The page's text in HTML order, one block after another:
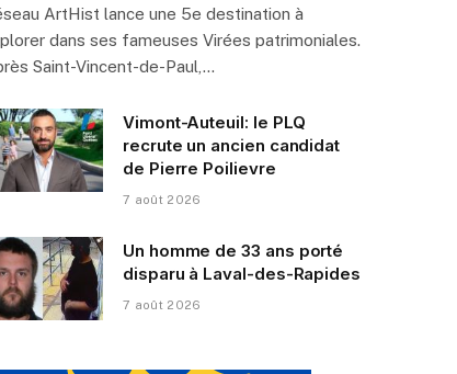
ArtHist lance une 5e destination à
dans ses fameuses Virées patrimoniales.
Saint-Vincent-de-Paul,…
Vimont-Auteuil: le PLQ
recrute un ancien candidat
de Pierre Poilievre
7 août 2026
Un homme de 33 ans porté
disparu à Laval-des-Rapides
7 août 2026